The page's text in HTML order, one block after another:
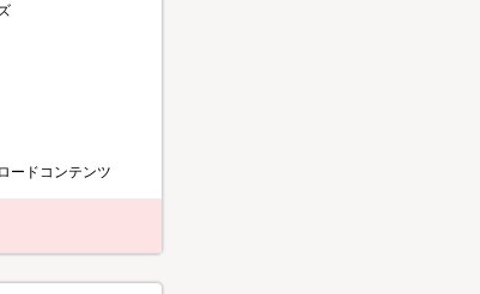
ードコンテンツ